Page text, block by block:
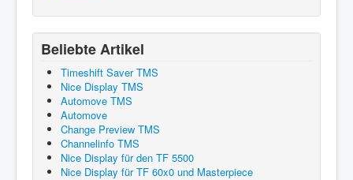
Beliebte Artikel
Timeshift Saver TMS
Nice Display TMS
Automove TMS
Automove
Change Preview TMS
Channelinfo TMS
Nice Display für den TF 5500
Nice Display für TF 60x0 und Masterpiece